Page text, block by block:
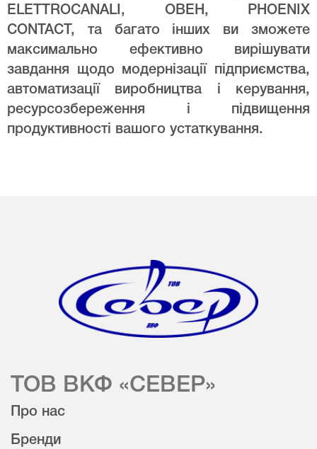
ELETTROCANALI, ОВЕН, PHOENIX
CONTACT, та багато інших ви зможете
максимально ефективно вирішувати
завдання щодо модернізації підприємства,
автоматизації виробництва і керування,
ресурсозбереження і підвищення
продуктивності вашого устаткування.
ТОВ ВКФ «СЕВЕР»
Про нас
Бренди